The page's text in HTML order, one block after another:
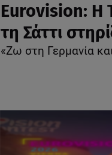
Eurovision: Η
τη Σάττι
«Ζω στη Γερμανία